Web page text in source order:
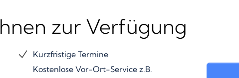
zur Verfügung
Kurzfristige Termine
Kostenlose Vor-Ort-Service z.B.